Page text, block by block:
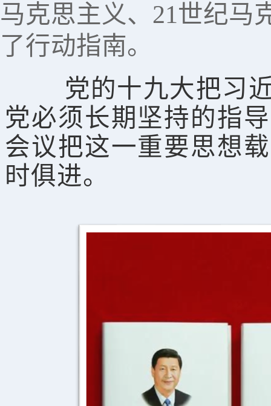
马克思主义、21世纪马
了行动指南。
党的十九大把习
党必须长期坚持的指
会议把这一重要思想
时俱进。